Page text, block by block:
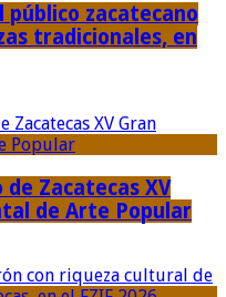
público zacatecano
tradicionales, en
Zacatecas XV
de Arte Popular